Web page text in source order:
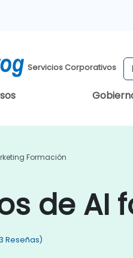
Servicios Corporativos
Formación
de AI
Reseñas)